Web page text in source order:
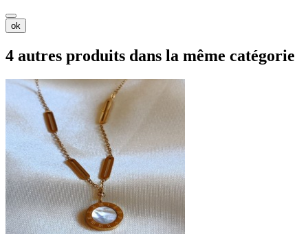
ok
4 autres produits dans la même catégorie